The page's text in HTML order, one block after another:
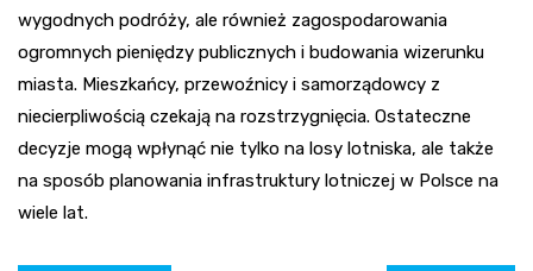
wygodnych podróży, ale również zagospodarowania
ogromnych pieniędzy publicznych i budowania wizerunku
miasta. Mieszkańcy, przewoźnicy i samorządowcy z
niecierpliwością czekają na rozstrzygnięcia. Ostateczne
decyzje mogą wpłynąć nie tylko na losy lotniska, ale także
na sposób planowania infrastruktury lotniczej w Polsce na
wiele lat.